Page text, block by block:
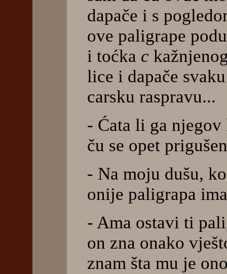
dapače i s
ove paligrape
i toćka c
lice i dapače
carsku raspravu...
- Ćata li ga
ču se opet
- Na moju dušu,
onije paligrapa
- Ama ostavi ti
on zna onako
znam šta mu je